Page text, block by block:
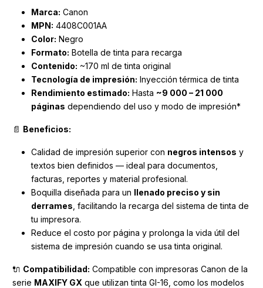
Marca: Canon
MPN: 4408C001AA
Color: Negro
Formato: Botella de tinta para recarga
Contenido: ~170 ml de tinta original
Tecnología de impresión: Inyección térmica de tinta
Rendimiento estimado: Hasta ~9 000 – 21 000
páginas dependiendo del uso y modo de impresión*
📄 Beneficios:
Calidad de impresión superior con negros intensos y
textos bien definidos — ideal para documentos,
facturas, reportes y material profesional.
Boquilla diseñada para un llenado preciso y sin
derrames , facilitando la recarga del sistema de tinta de
tu impresora.
Reduce el costo por página y prolonga la vida útil del
sistema de impresión cuando se usa tinta original.
🔌 Compatibilidad: Compatible con impresoras Canon de la
serie MAXIFY GX que utilizan tinta GI-16, como los modelos